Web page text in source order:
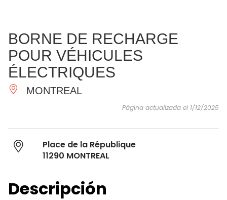
IMPRESCINDIBLES
HACER
INSPIRACIONES
BORNE DE RECHARGE
POUR VÉHICULES
ÉLECTRIQUES
MONTREAL
Página actualizada el 1/12/2025
Place de la République
11290 MONTREAL
Descripción